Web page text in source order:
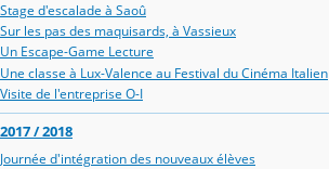
Stage d'escalade à Saoû
Sur les pas des maquisards, à Vassieux
Un Escape-Game Lecture
Une classe à Lux-Valence au Festival du Cinéma Italien
Visite de l'entreprise O-I
2017 / 2018
Journée d'intégration des nouveaux élèves